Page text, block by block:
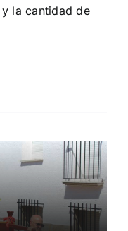
la cantidad de